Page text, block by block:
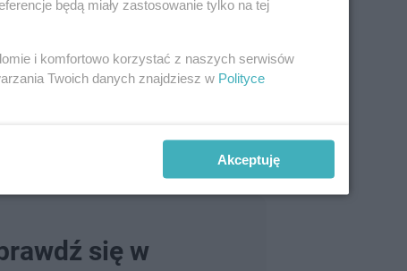
JD Gaming i BLG zgromadził
całe MSI w tym roku.
i ekscytujący turniej. Teraz pora
się w
będą miały zastosowanie tylko na tej
i komfortowo korzystać z naszych serwisów
Twoich danych znajdziesz w Polityce
Akceptuję